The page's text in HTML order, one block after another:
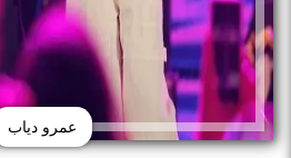
عمرو دياب